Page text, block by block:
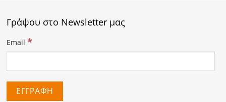
Γράψου στο Newsletter μας
Email *